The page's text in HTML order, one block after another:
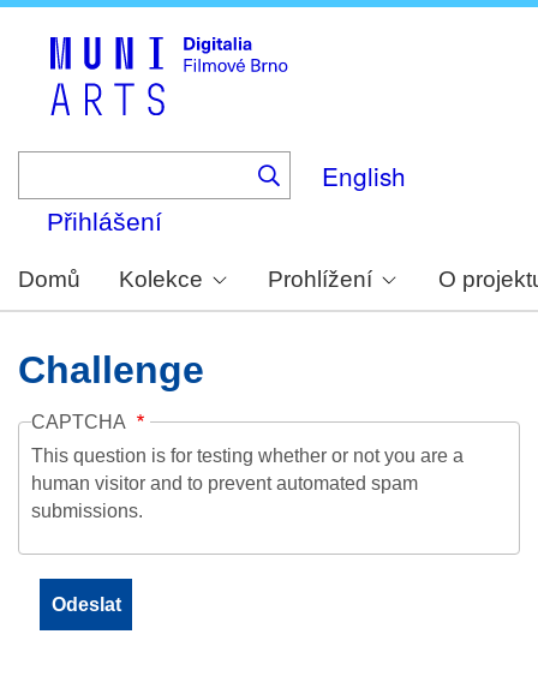
English
Přihlášení
Domů Kolekce Prohlížení O
Challenge
CAPTCHA
This question is for testing whether or not you are a
human visitor and to prevent automated spam
submissions.